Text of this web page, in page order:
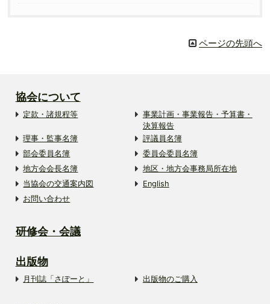
ページの先頭へ
協会について
定款・諸規程等
事業計画・事業報告・予算書・
決算報告
理事・監事名簿
評議員名簿
部会委員名簿
委員会委員名簿
地方会会長名簿
地区・地方会事務局所在地
当協会の交通案内図
English
お問い合わせ
研修会・会議
出版物
月刊誌「さぽーと」 出版物のご購入